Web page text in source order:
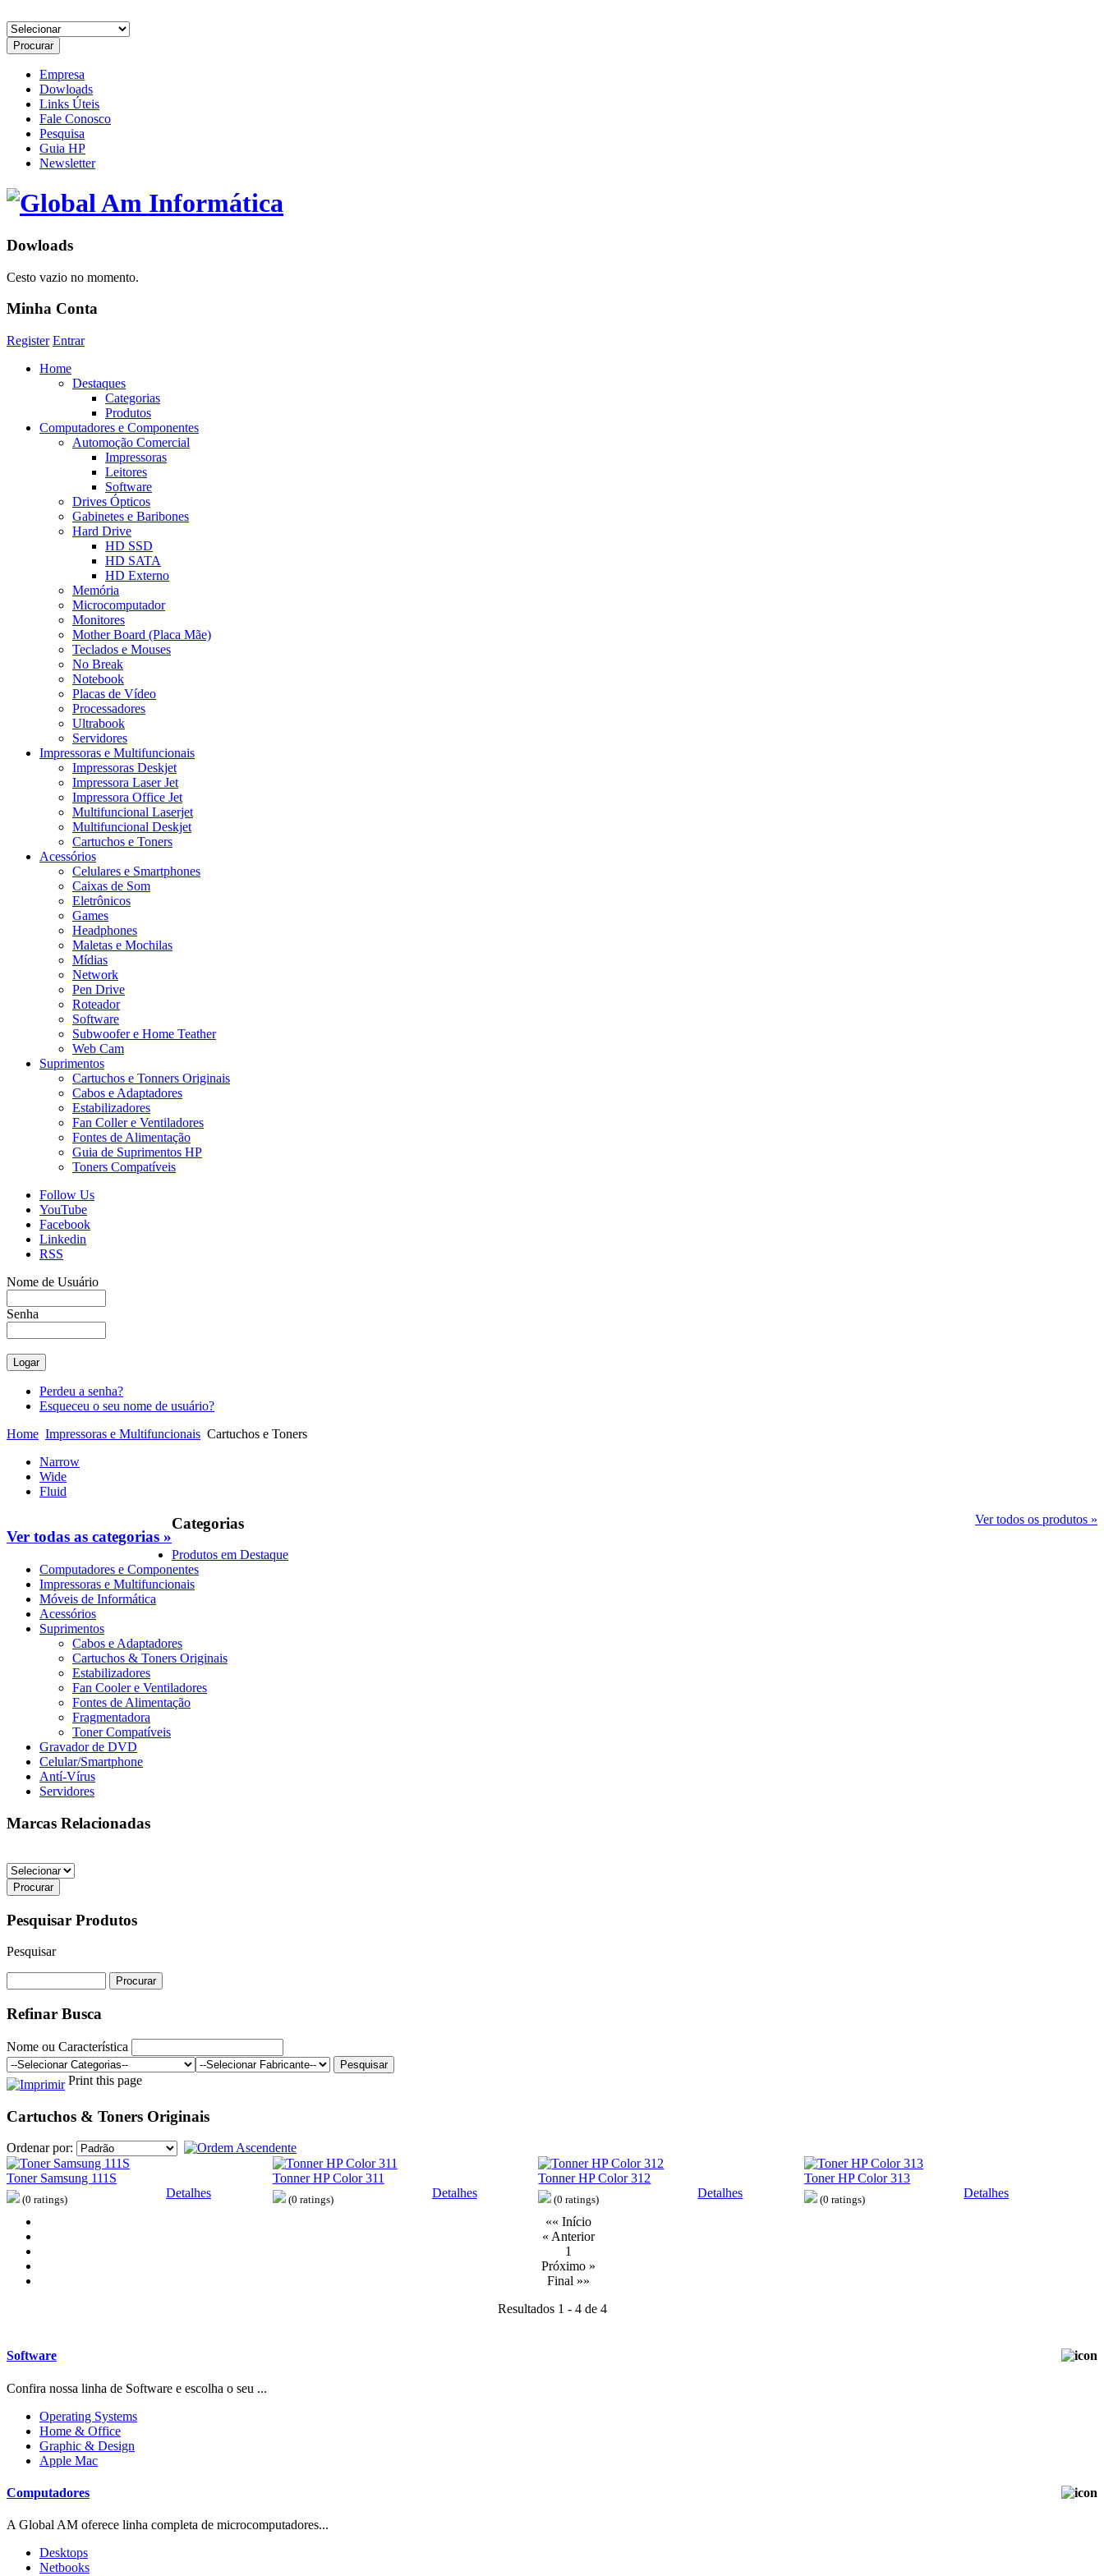
Empresa
Dowloads
Links Úteis
Fale Conosco
Pesquisa
Guia HP
Newsletter
Dowloads
Cesto vazio no momento.
Minha Conta
Register Entrar
Home
Destaques
Categorias
Produtos
Computadores e Componentes
Automoção Comercial
Impressoras
Leitores
Software
Drives Ópticos
Gabinetes e Baribones
Hard Drive
HD SSD
HD SATA
HD Externo
Memória
Microcomputador
Monitores
Mother Board (Placa Mãe)
Teclados e Mouses
No Break
Notebook
Placas de Vídeo
Processadores
Ultrabook
Servidores
Impressoras e Multifuncionais
Impressoras Deskjet
Impressora Laser Jet
Impressora Office Jet
Multifuncional Laserjet
Multifuncional Deskjet
Cartuchos e Toners
Acessórios
Celulares e Smartphones
Caixas de Som
Eletrônicos
Games
Headphones
Maletas e Mochilas
Mídias
Network
Pen Drive
Roteador
Software
Subwoofer e Home Teather
Web Cam
Suprimentos
Cartuchos e Tonners Originais
Cabos e Adaptadores
Estabilizadores
Fan Coller e Ventiladores
Fontes de Alimentação
Guia de Suprimentos HP
Toners Compatíveis
Follow Us
YouTube
Facebook
Linkedin
RSS
Nome de Usuário
Senha
Perdeu a senha?
Esqueceu o seu nome de usuário?
Home Impressoras e Multifuncionais Cartuchos e Toners
Narrow
Wide
Fluid
Ver todas as categorias »
Ver todos os produtos »
Categorias
Produtos em Destaque
Computadores e Componentes
Impressoras e Multifuncionais
Móveis de Informática
Acessórios
Suprimentos
Cabos e Adaptadores
Cartuchos & Toners Originais
Estabilizadores
Fan Cooler e Ventiladores
Fontes de Alimentação
Fragmentadora
Toner Compatíveis
Gravador de DVD
Celular/Smartphone
Antí-Vírus
Servidores
Marcas Relacionadas
Pesquisar Produtos
Pesquisar
Refinar Busca
Nome ou Característica
Print this page
Cartuchos & Toners Originais
Ordenar por:
Toner Samsung 111S
(0 ratings) Detalhes
Tonner HP Color 311
(0 ratings) Detalhes
Tonner HP Color 312
(0 ratings) Detalhes
Toner HP Color 313
(0 ratings) Detalhes
«« Início
« Anterior
1
Próximo »
Final »»
Resultados 1 - 4 de 4
Software
Confira nossa linha de Software e escolha o seu ...
Operating Systems
Home & Office
Graphic & Design
Apple Mac
Computadores
A Global AM oferece linha completa de microcomputadores...
Desktops
Netbooks